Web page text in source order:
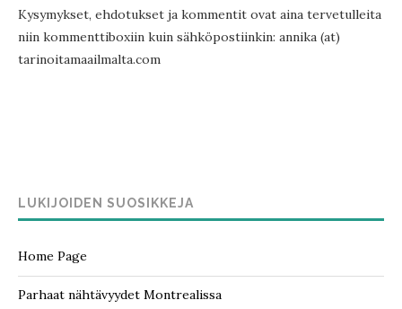
Kysymykset, ehdotukset ja kommentit ovat aina tervetulleita
niin kommenttiboxiin kuin sähköpostiinkin: annika (at)
tarinoitamaailmalta.com
LUKIJOIDEN SUOSIKKEJA
Home Page
Parhaat nähtävyydet Montrealissa